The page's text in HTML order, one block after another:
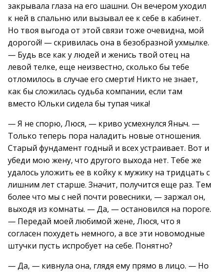
закрывала глаза на его шашни. Он вечером уходил
к ней в спальню или вызывал ее к себе в кабинет.
Но твоя выгода от этой связи тоже очевидна, мой
дорогой! — скривилась она в безобразной ухмылке.
— Будь все как у людей и женись твой отец на
левой телке, еще неизвестно, сколько бы тебе
отломилось в случае его смерти! Никто не знает,
как бы сложилась судьба компании, если там
вместо Юльки сидела бы тупая чика!
— Я не спорю, Люся, — криво усмехнулся Яныч. —
Только теперь пора наладить новые отношения.
Старый фундамент годный и всех устраивает. Вот и
убеди мою жену, что другого выхода нет. Тебе же
удалось уложить ее в койку к мужику на тридцать с
лишним лет старше. Значит, получится еще раз. Тем
более что мы с ней почти ровесники, — заржал он,
выходя из комнаты. — Да, — остановился на пороге.
— Передай моей любимой жене, Люся, что я
согласен похудеть немного, а все эти новомодные
штучки пусть испробует на себе. Понятно?
— Да, — кивнула она, глядя ему прямо в лицо. — Но